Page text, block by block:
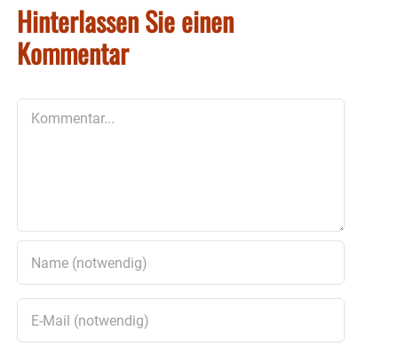
Hinterlassen Sie einen
Kommentar